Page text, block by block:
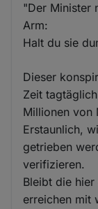
"Der Minister
Arm:
Halt du sie
Dieser
Zeit
Millionen von
Erstaunlich,
getrieben
verifizieren.
Bleibt die
erreichen mit